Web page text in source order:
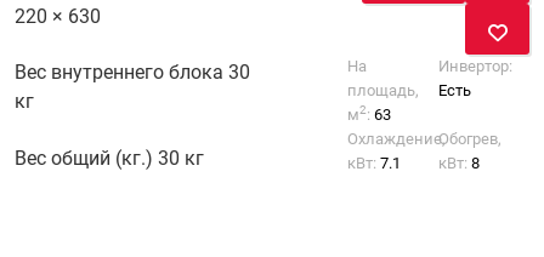
220 × 630
Вес внутреннего блока 30
кг
Вес общий (кг.) 30 кг
На
площадь,
м2:63
Инвертор:
Есть
Охлаждение,
кВт:7.1
Обогрев,
кВт:8